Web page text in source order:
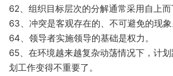
62、组织目标层次的分解通常采用自上而
63、冲突是客观存在的、不可避免的现象
64、领导者实施领导的基础是权力。
65、在环境越来越复杂动荡情况下，计
划工作变得不重要了。